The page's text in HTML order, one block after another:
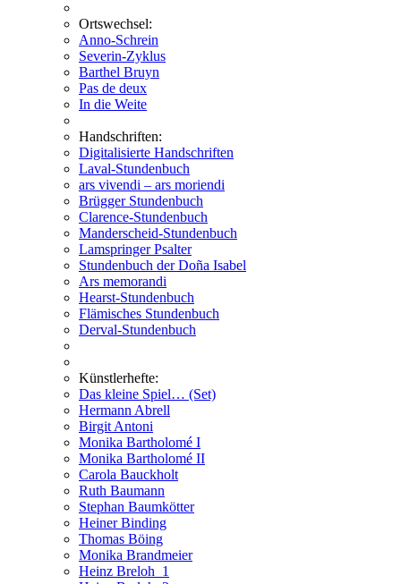
Ortswechsel:
Anno-Schrein
Severin-Zyklus
Barthel Bruyn
Pas de deux
In die Weite
Handschriften:
Digitalisierte Handschriften
Laval-Stundenbuch
ars vivendi – ars moriendi
Brügger Stundenbuch
Clarence-Stundenbuch
Manderscheid-Stundenbuch
Lamspringer Psalter
Stundenbuch der Doña Isabel
Ars memorandi
Hearst-Stundenbuch
Flämisches Stundenbuch
Derval-Stundenbuch
Künstlerhefte:
Das kleine Spiel… (Set)
Hermann Abrell
Birgit Antoni
Monika Bartholomé I
Monika Bartholomé II
Carola Bauckholt
Ruth Baumann
Stephan Baumkötter
Heiner Binding
Thomas Böing
Monika Brandmeier
Heinz Breloh_1